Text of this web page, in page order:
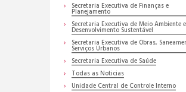
Secretaria Executiva de Finanças e
Planejamento
Secretaria Executiva de Meio Ambiente e
Desenvolvimento Sustentável
Secretaria Executiva de Obras,
Serviços Urbanos
Secretaria Executiva de Saúde
Todas as Noticias
Unidade Central de Controle Interno